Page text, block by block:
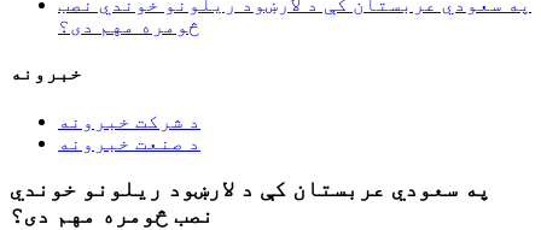
په سعودي عربستان کې د لارښود ریلونو خوندي نصب
څومره مهم دی؟
خبرونه
د شرکت خبرونه
د صنعت خبرونه
په سعودي عربستان کې د لارښود ریلونو خوندي
نصب څومره مهم دی؟